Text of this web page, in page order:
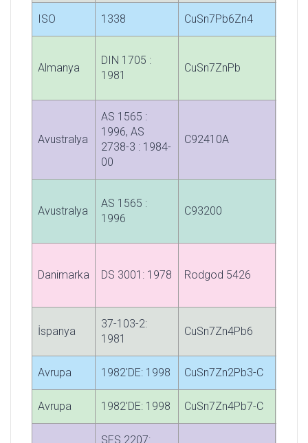
ISO 1338 CuSn7Pb6Zn4
Almanya
DIN 1705 :
1981
CuSn7ZnPb
Avustralya
AS 1565 :
1996, AS
2738-3 : 1984-
00
C92410A
Avustralya
AS 1565 :
1996
C93200
Danimarka DS 3001: 1978 Rodgod 5426
İspanya
37-103-2:
1981
CuSn7Zn4Pb6
Avrupa 1982'DE: 1998 CuSn7Zn2Pb3-C
Avrupa 1982'DE: 1998 CuSn7Zn4Pb7-C
SFS 2207: